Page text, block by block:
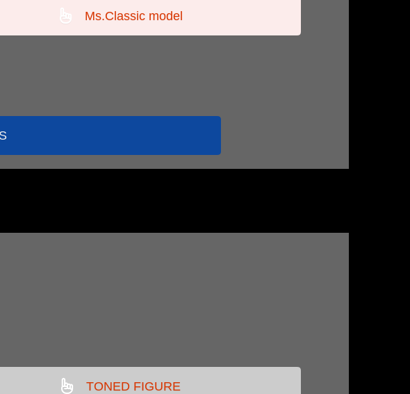
Ms.Classic model
TONED FIGURE